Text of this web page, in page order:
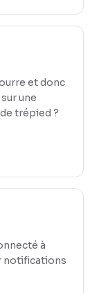
et donc
une
trépied ?
à
notifications